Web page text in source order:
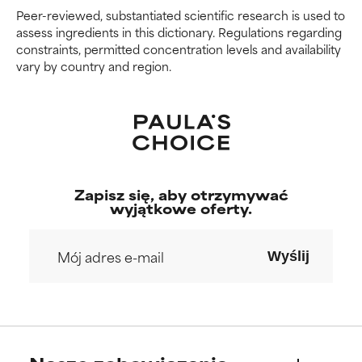
Peer-reviewed, substantiated scientific research is used to
assess ingredients in this dictionary. Regulations regarding
constraints, permitted concentration levels and availability
vary by country and region.
Nie oceniliśmy jeszcze tego
składnika, ponieważ nie mieliśmy
okazji przeanalizować badań na
jego temat.
Nie oceniliśmy jeszcze tego
składnika, ponieważ nie mieliśmy
okazji przeanalizować badań na
jego temat.
Zapisz się, aby otrzymywać
wyjątkowe oferty.
Wyślij